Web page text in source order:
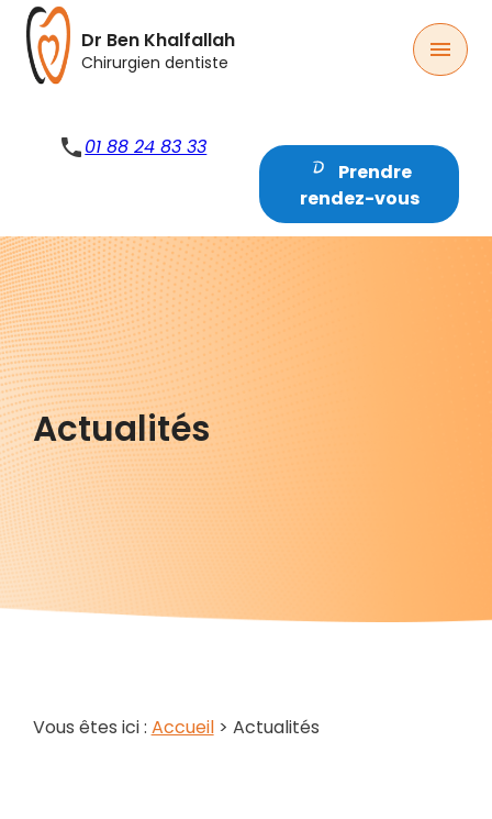
Dr Ben Khalfallah
Chirurgien dentiste menu
phone01 88 24 83 33
Prendre
rendez-vous
Actualités
Vous êtes ici : Accueil> Actualités
Panneau de gestion des cookies